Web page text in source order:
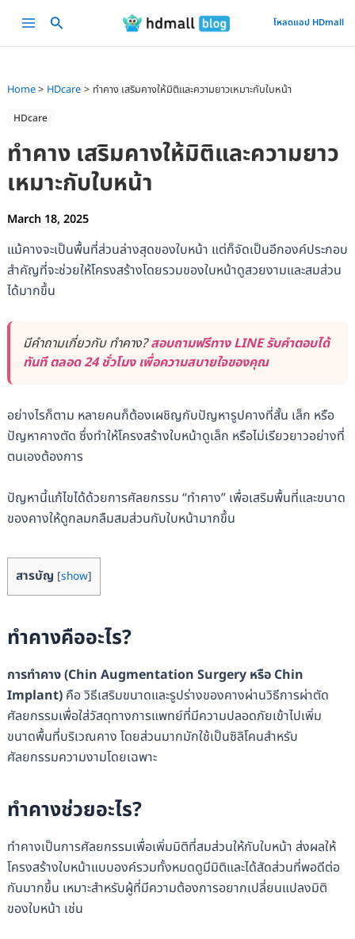
Main
โหลดแอป HDmall
Home HDcare ทำคาง เสริมคางให้มิติและความยาวเหมาะกับใบหน้า
HDcare
ทำคาง เสริมคางให้มิติและความยาว
เหมาะกับใบหน้า
March 18, 2025
แม้คางจะเป็นพื้นที่ส่วนล่างสุดของใบหน้า แต่ก็จัดเป็นอีกองค์ประกอบ
สำคัญที่จะช่วยให้โครงสร้างโดยรวมของใบหน้าดูสวยงามและสมส่วน
ได้มากขึ้น
มีคำถามเกี่ยวกับ ทำคาง?สอบถามฟรีทาง LINE รับคำตอบได้
ทันที ตลอด 24 ชั่วโมง เพื่อความสบายใจของคุณ
อย่างไรก็ตาม หลายคนก็ต้องเผชิญกับปัญหารูปคางที่สั้น เล็ก หรือ
ปัญหาคางตัด ซึ่งทำให้โครงสร้างใบหน้าดูเล็ก หรือไม่เรียวยาวอย่างที่
ตนเองต้องการ
ปัญหานี้แก้ไขได้ด้วยการศัลยกรรม “ทำคาง” เพื่อเสริมพื้นที่และขนาด
ของคางให้ดูกลมกลืมสมส่วนกับใบหน้ามากขึ้น
สารบัญ [show]
ทำคางคืออะไร?
การทำคาง (Chin Augmentation Surgery หรือ Chin
Implant)คือ วิธีเสริมขนาดและรูปร่างของคางผ่านวิธีการผ่าตัด
ศัลยกรรมเพื่อใส่วัสดุทางการแพทย์ที่มีความปลอดภัยเข้าไปเพิ่ม
ขนาดพื้นที่บริเวณคาง โดยส่วนมากมักใช้เป็นซิลิโคนสำหรับ
ศัลยกรรมความงามโดยเฉพาะ
ทำคางช่วยอะไร?
ทำคางเป็นการศัลยกรรมเพื่อเพิ่มมิติที่สมส่วนให้กับใบหน้า ส่งผลให้
โครงสร้างใบหน้าแบบองค์รวมทั้งหมดดูมีมิติและได้สัดส่วนที่พอดีต่อ
กันมากขึ้น เหมาะสำหรับผู้ที่มีความต้องการอยากเปลี่ยนแปลงมิติ
ของใบหน้า เช่น